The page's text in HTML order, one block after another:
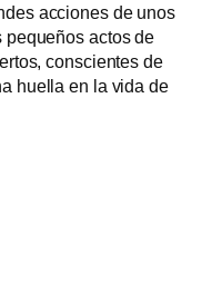
acciones de unos
pequeños actos de
conscientes de
huella en la vida de